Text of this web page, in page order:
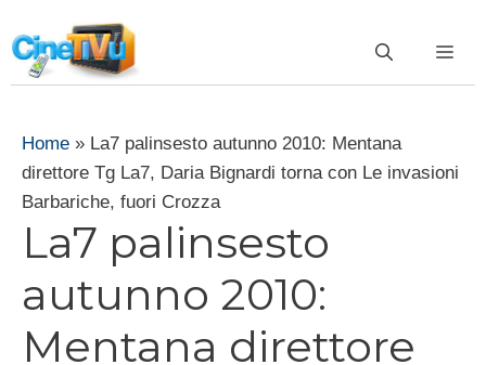
al
contenuto
Home » La7 palinsesto autunno 2010: Mentana
direttore Tg La7, Daria Bignardi torna con Le invasioni
Barbariche, fuori Crozza
La7 palinsesto
autunno 2010:
Mentana direttore